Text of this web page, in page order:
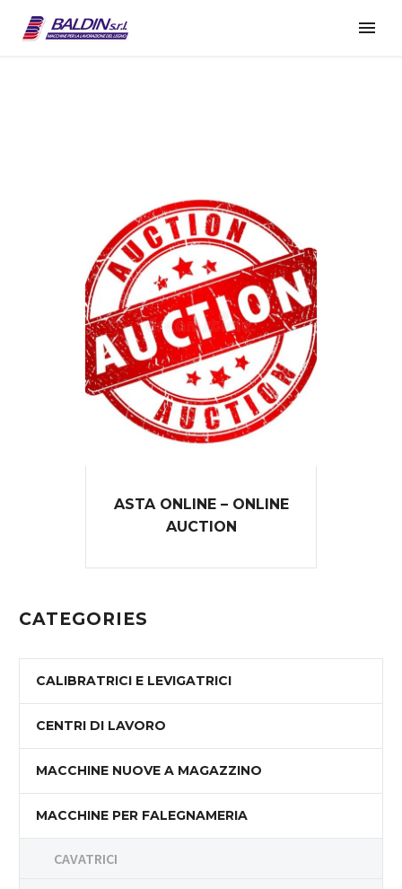
ASTA ONLINE – ONLINE
AUCTION
CATEGORIES
CALIBRATRICI E LEVIGATRICI
CENTRI DI LAVORO
MACCHINE NUOVE A MAGAZZINO
MACCHINE PER FALEGNAMERIA
CAVATRICI